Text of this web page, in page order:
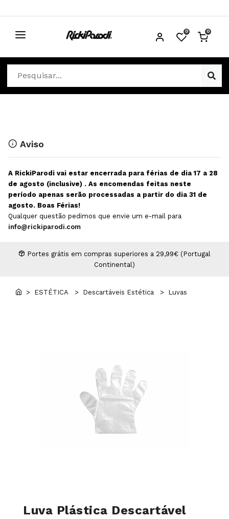
0 0
CABELO
Cosmética Capilar
Equipamentos Elétricos
Escovas e Pente
Extensões
MAN WORLD - Espaço Homem
Professional Wear
Depilação
Descartáveis Estética
Diversos Estética
Equipamentos Depilação
Maquilhagem Profissional
Aviso
A RickiParodi vai estar encerrada para férias de dia 17 a 28
de agosto (inclusive) . As encomendas feitas neste
período apenas serão processadas a partir do dia 31 de
agosto. Boas Férias!
Qualquer questão pedimos que envie um e-mail para
info@rickiparodi.com
Portes grátis em compras superiores a 29,99€ (Portugal
Continental)
> ESTÉTICA > Descartáveis Estética > Luvas
Luva Plástica Descartável